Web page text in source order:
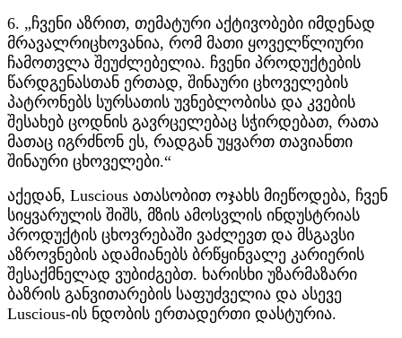
6. „ჩვენი აზრით, თემატური აქტივობები იმდენად
მრავალრიცხოვანია, რომ მათი ყოველწლიური
ჩამოთვლა შეუძლებელია. ჩვენი პროდუქტების
წარდგენასთან ერთად, შინაური ცხოველების
პატრონებს სურსათის უვნებლობისა და კვების
შესახებ ცოდნის გავრცელებაც სჭირდებათ, რათა
მათაც იგრძნონ ეს, რადგან უყვართ თავიანთი
შინაური ცხოველები.“
აქედან, Luscious ათასობით ოჯახს მიეწოდება, ჩვენ
სიყვარულის შიშს, მზის ამოსვლის ინდუსტრიას
პროდუქტის ცხოვრებაში ვაძლევთ და მსგავსი
აზროვნების ადამიანებს ბრწყინვალე კარიერის
შესაქმნელად ვუბიძგებთ. ხარისხი უზარმაზარი
ბაზრის განვითარების საფუძველია და ასევე
Luscious-ის ნდობის ერთადერთი დასტურია.